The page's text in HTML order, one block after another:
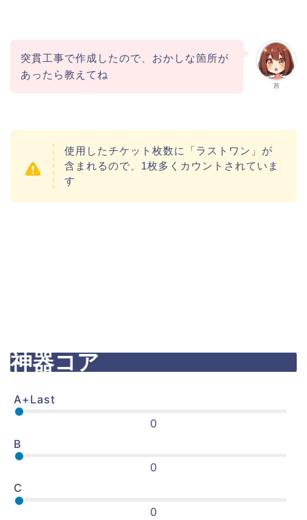
茜
突貫工事で作成したので、おかしな箇所が
あったら教えてね
使用したチケット枚数に「ラストワン」が
含まれるので、1枚多くカウントされていま
す
神器コア
A+Last
0
B
0
C
0